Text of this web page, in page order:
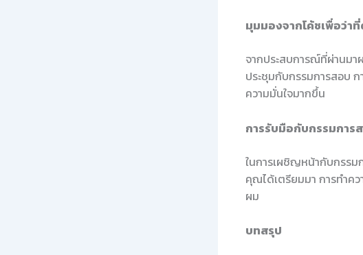
มุมมองจากโค้ชเพื่อว่า
จากประสบการณ์ที่ผ่านม
ประชุมกับกรรมการสอบ
ความมั่นใจมากขึ้น
การรับมือกับกรรมการ
ในการเผชิญหน้ากับกรร
คุณได้เตรียมมา การทำคว
ผม
บทสรุป